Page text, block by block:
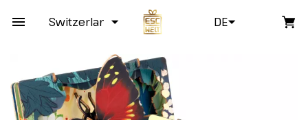
Switzerland DE